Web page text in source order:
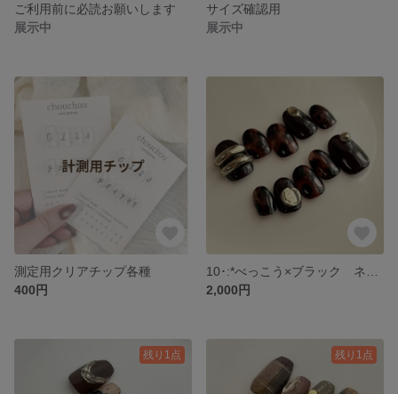
ご利用前に必読お願いします
展示中
サイズ確認用
展示中
測定用クリアチップ各種
400円
2,000円
残り1点 残り1点